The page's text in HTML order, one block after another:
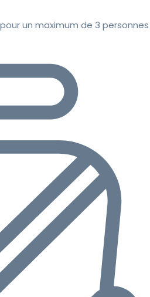
un maximum de 3 personnes